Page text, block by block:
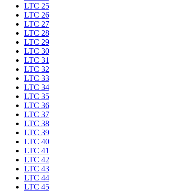
LTC 25
LTC 26
LTC 27
LTC 28
LTC 29
LTC 30
LTC 31
LTC 32
LTC 33
LTC 34
LTC 35
LTC 36
LTC 37
LTC 38
LTC 39
LTC 40
LTC 41
LTC 42
LTC 43
LTC 44
LTC 45